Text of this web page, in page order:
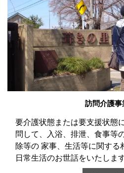
訪問介護事
要介護状態または要支援状態
問して、入浴、排泄、食事等
除等の 家事、生活等に関する
日常生活のお世話をいたします